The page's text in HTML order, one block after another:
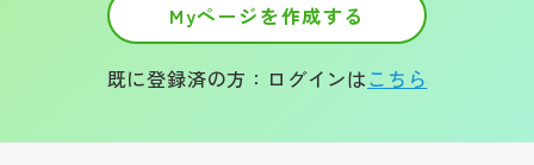
Myページを作成する
既に登録済の方：ログインはこちら